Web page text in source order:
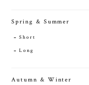
Spring & Summer
Short
Long
Autumn & Winter